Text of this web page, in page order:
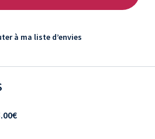
à ma liste d’envies